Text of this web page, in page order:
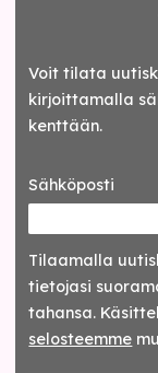
Voit tilata
kirjoittamalla
kenttään.
Sähköposti
Tilaamalla
tietojasi
tahansa.
selosteemme